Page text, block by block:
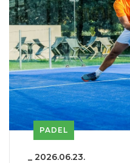
PADEL
_ 2026.06.23.